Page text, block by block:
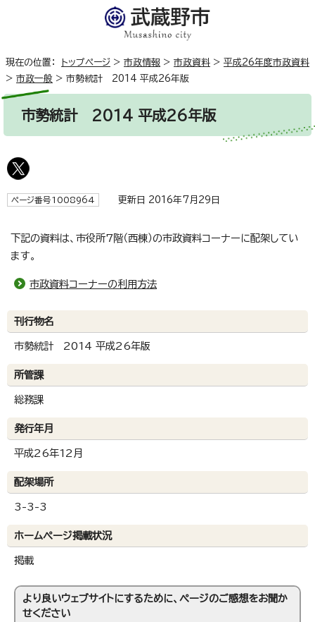
現在の位置： トップページ > 市政情報 > 市政資料 > 平成26年度市政資料
> 市政一般 > 市勢統計 2014 平成26年版
市勢統計 2014 平成26年版
ページ番号1008964 更新日 2016年7月29日
下記の資料は、市役所7階（西棟）の市政資料コーナーに配架してい
ます。
市政資料コーナーの利用方法
刊行物名
市勢統計 2014 平成26年版
所管課
総務課
発行年月
平成26年12月
配架場所
3-3-3
ホームページ掲載状況
掲載
より良いウェブサイトにするために、ページのご感想をお聞か
せください